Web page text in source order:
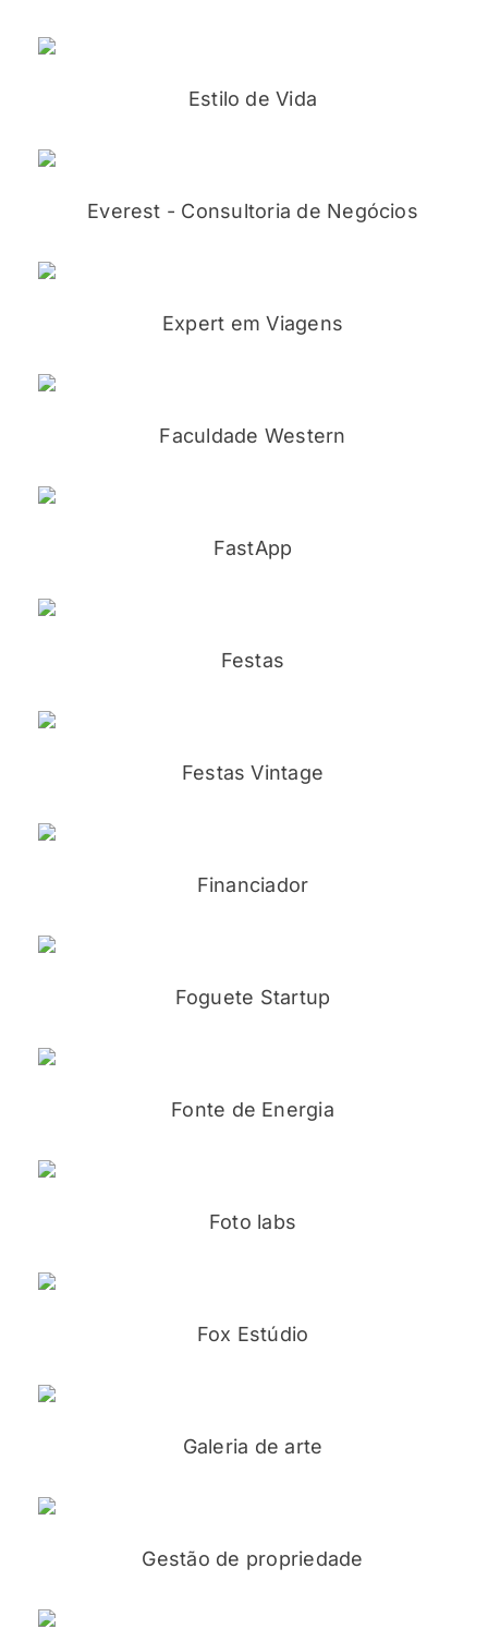
Estilo de Vida
Everest - Consultoria de Negócios
Expert em Viagens
Faculdade Western
FastApp
Festas
Festas Vintage
Financiador
Foguete Startup
Fonte de Energia
Foto labs
Fox Estúdio
Galeria de arte
Gestão de propriedade